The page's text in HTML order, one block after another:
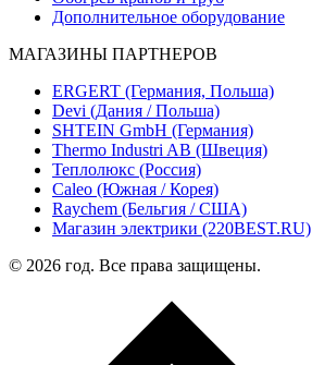
Дополнительное оборудование
МАГАЗИНЫ ПАРТНЕРОВ
ERGERT (Германия, Польша)
Devi (Дания / Польша)
SHTEIN GmbH (Германия)
Thermo Industri AB (Швеция)
Теплолюкс (Россия)
Caleo (Южная / Корея)
Raychem (Бельгия / США)
Магазин электрики (220BEST.RU)
© 2026 год. Все права защищены.